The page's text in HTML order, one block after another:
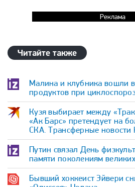
Реклама
Читайте также
Малина и клубника вошли
продуктов при
Кузя выбирает между
«Ак Барс» претендует на
СКА. Трансферные новости
Путин связал День
памяти поколениям
Бывший хоккеист Эйвери